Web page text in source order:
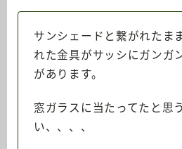
サンシェードと繋がれたま
れた金具がサッシにガンガ
があります。
窓ガラスに当たってたと思
い、、、、